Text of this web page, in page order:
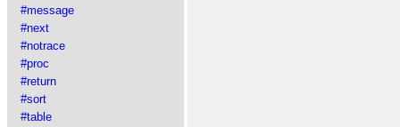
#message
#next
#notrace
#proc
#return
#sort
#table